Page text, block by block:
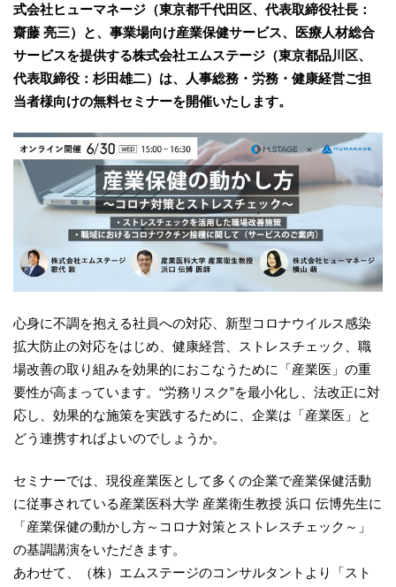
式会社ヒューマネージ（東京都千代田区、代表取締役社長：
齋藤 亮三）と、事業場向け産業保健サービス、医療人材総合
サービスを提供する株式会社エムステージ（東京都品川区、
代表取締役：杉田雄二）は、人事総務・労務・健康経営ご担
当者様向けの無料セミナーを開催いたします。
心身に不調を抱える社員への対応、新型コロナウイルス感染
拡大防止の対応をはじめ、健康経営、ストレスチェック、職
場改善の取り組みを効果的におこなうために「産業医」の重
要性が高まっています。“労務リスク”を最小化し、法改正に対
応し、効果的な施策を実践するために、企業は「産業医」と
どう連携すればよいのでしょうか。
セミナーでは、現役産業医として多くの企業で産業保健活動
に従事されている産業医科大学 産業衛生教授 浜口 伝博先生に
「産業保健の動かし方～コロナ対策とストレスチェック～」
の基調講演をいただきます。
あわせて、（株）エムステージのコンサルタントより「スト